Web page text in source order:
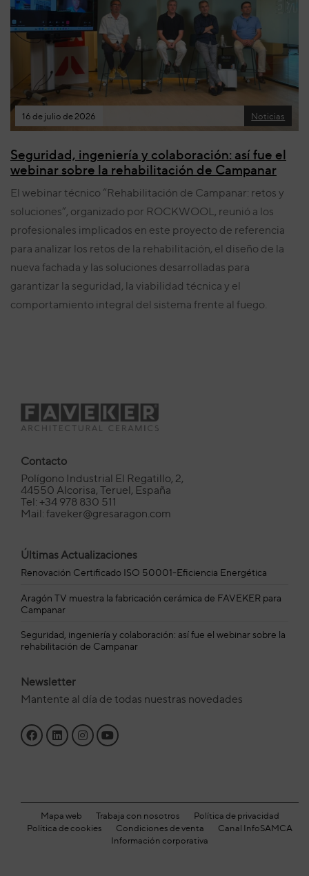
16 de julio de 2026 Noticias
Seguridad, ingeniería y colaboración: así fue el
webinar sobre la rehabilitación de Campanar
El webinar técnico “Rehabilitación de Campanar: retos y
soluciones”, organizado por ROCKWOOL, reunió a los
profesionales implicados en este proyecto de referencia
para analizar los retos de la rehabilitación, el diseño de la
nueva fachada y las soluciones desarrolladas para
garantizar la seguridad, la viabilidad técnica y el
comportamiento integral del sistema frente al fuego.
Contacto
Polígono Industrial El Regatillo, 2,
44550 Alcorisa, Teruel, España
Tel: +34 978 830 511
Mail: faveker@gresaragon.com
Últimas Actualizaciones
Renovación Certificado ISO 50001-Eficiencia Energética
Aragón TV muestra la fabricación cerámica de FAVEKER para
Campanar
Seguridad, ingeniería y colaboración: así fue el webinar sobre la
rehabilitación de Campanar
Newsletter
Mantente al día de todas nuestras novedades
Mapa web Trabaja con nosotros
Política de privacidad
Política de cookies
Condiciones de venta
Canal InfoSAMCA
Información corporativa